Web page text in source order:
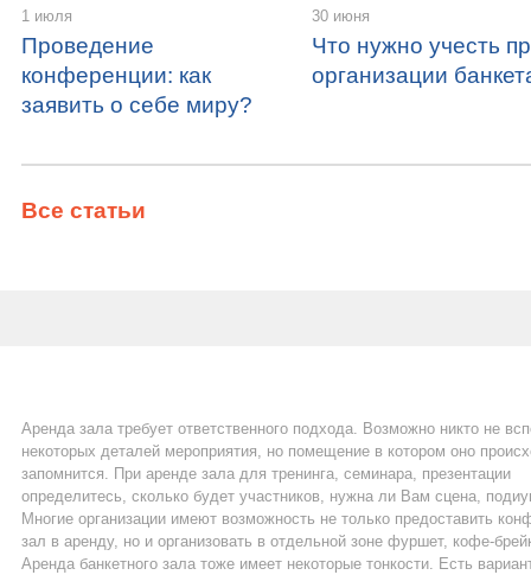
1 июля
Проведение
конференции: как
заявить о себе миру?
30 июня
Что нужно учесть
организации
Все статьи
Аренда зала требует ответственного подхода. Возможно никто не
некоторых деталей мероприятия, но помещение в котором оно
запомнится. При аренде зала для тренинга, семинара, презентации
определитесь, сколько будет участников, нужна ли Вам сцена,
Многие организации имеют возможность не только предоставить
зал в аренду, но и организовать в отдельной зоне фуршет, кофе-
Аренда банкетного зала тоже имеет некоторые тонкости. Есть